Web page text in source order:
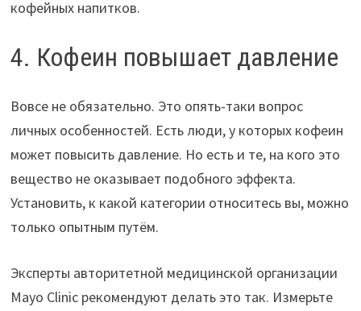
кофейных напитков.
4. Кофеин повышает давление
Вовсе не обязательно. Это опять-таки вопрос
личных особенностей. Есть люди, у которых кофеин
может повысить давление. Но есть и те, на кого это
вещество не оказывает подобного эффекта.
Установить, к какой категории относитесь вы, можно
только опытным путём.
Эксперты авторитетной медицинской организации
Mayo Clinic рекомендуют делать это так. Измерьте